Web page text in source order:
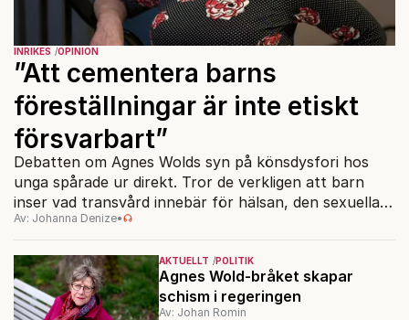
AKTUELLT POLITIK
Agnes Wold-bråket skapar
schism i regeringen
Av: Johan Romin
INRIKES OPINION
”Att cementera barns
föreställningar är inte etiskt
försvarbart”
Debatten om Agnes Wolds syn på könsdysfori hos
unga spårade ur direkt. Tror de verkligen att barn
inser vad transvård innebär för hälsan, den sexuella
funktionen och möjligheten att bli gravid?
Av: Johanna Denize•